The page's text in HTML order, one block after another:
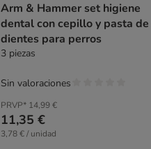
Arm & Hammer set higiene
dental con cepillo y pasta de
dientes para perros
3 piezas
PRVP* 14,99 €
11,35 €
3,78 € / unidad
Sin valoraciones